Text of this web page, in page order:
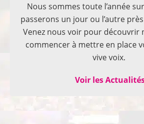
Nous sommes toute l’année
passerons un jour ou l’autre
Venez nous voir pour découvrir
commencer à mettre en place
vive voix.
Voir les